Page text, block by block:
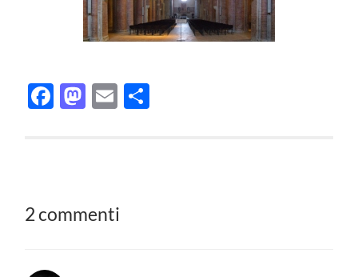
Facebook
Mastodon
Email
2 commenti